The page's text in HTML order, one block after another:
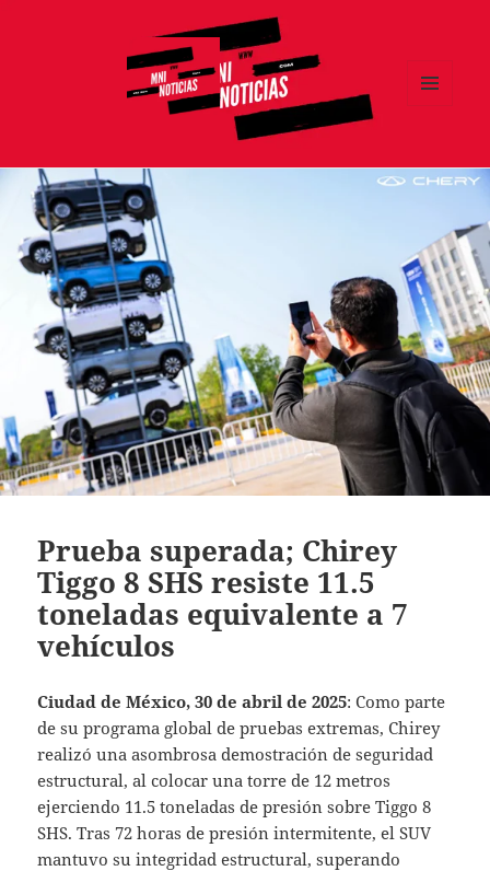
Prueba superada; Chirey
Tiggo 8 SHS resiste 11.5
toneladas equivalente a 7
vehículos
Ciudad de México, 30 de abril de 2025: Como parte
de su programa global de pruebas extremas, Chirey
realizó una asombrosa demostración de seguridad
estructural, al colocar una torre de 12 metros
ejerciendo 11.5 toneladas de presión sobre Tiggo 8
SHS. Tras 72 horas de presión intermitente, el SUV
mantuvo su integridad estructural, superando